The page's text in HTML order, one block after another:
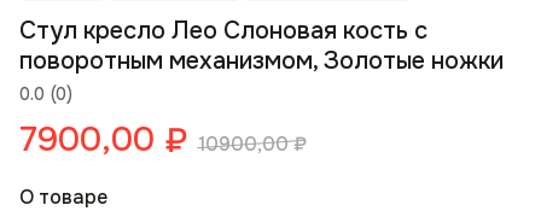
0.0 (0)
Стул кресло Лео Слоновая кость с
поворотным механизмом, Золотые ножки
7900,00 ₽ 10900,00₽
О товаре